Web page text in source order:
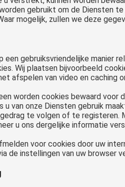
gebruikt om de Diensten te
mogelijk, zullen we deze
een gebruiksvriendelijke manier
Wij plaatsen bijvoorbeeld
afspelen van video en caching
worden cookies bewaard voor
u van onze Diensten gebruik
te volgen of te registeren.
u ons dergelijke informatie
voor cookies door uw
de instellingen van uw browser